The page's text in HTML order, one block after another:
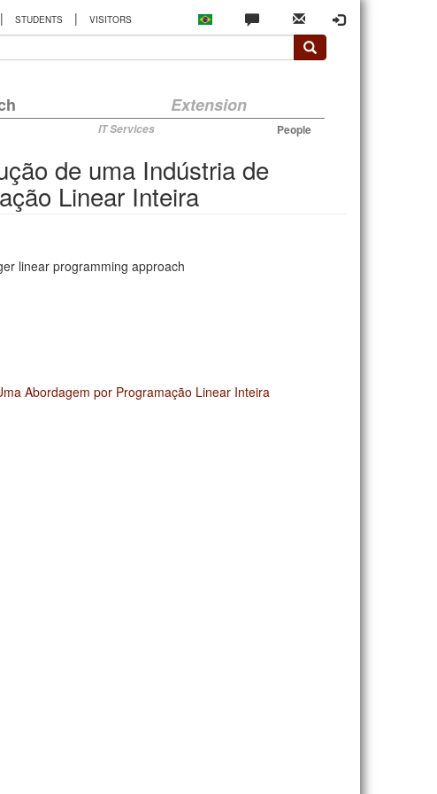
| STUDENTS | VISITORS
Extension
IT Services People
de uma Indústria de
Linear Inteira
linear programming approach
Abordagem por Programação Linear Inteira